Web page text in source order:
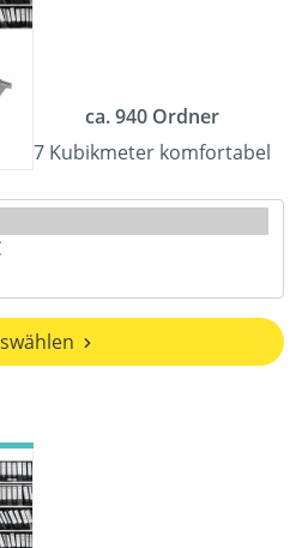
ca. 940 Ordner
7 Kubikmeter komfortabel